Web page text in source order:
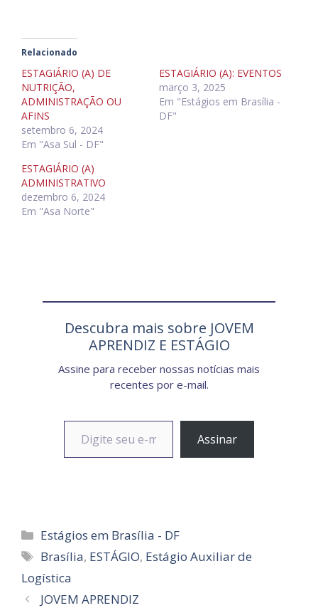
Relacionado
ESTAGIÁRIO (A) DE
NUTRIÇÃO,
ADMINISTRAÇÃO OU
AFINS
setembro 6, 2024
Em "Asa Sul - DF"
ESTAGIÁRIO (A): EVENTOS
março 3, 2025
Em "Estágios em Brasília -
DF"
ESTAGIÁRIO (A)
ADMINISTRATIVO
dezembro 6, 2024
Em "Asa Norte"
Descubra mais sobre JOVEM
APRENDIZ E ESTÁGIO
Assine para receber nossas notícias mais
recentes por e-mail.
Digite seu e-mail…
Assinar
Categorias
Estágios em Brasília - DF
Tags
Brasília, ESTÁGIO, Estágio Auxiliar de
Logística
JOVEM APRENDIZ